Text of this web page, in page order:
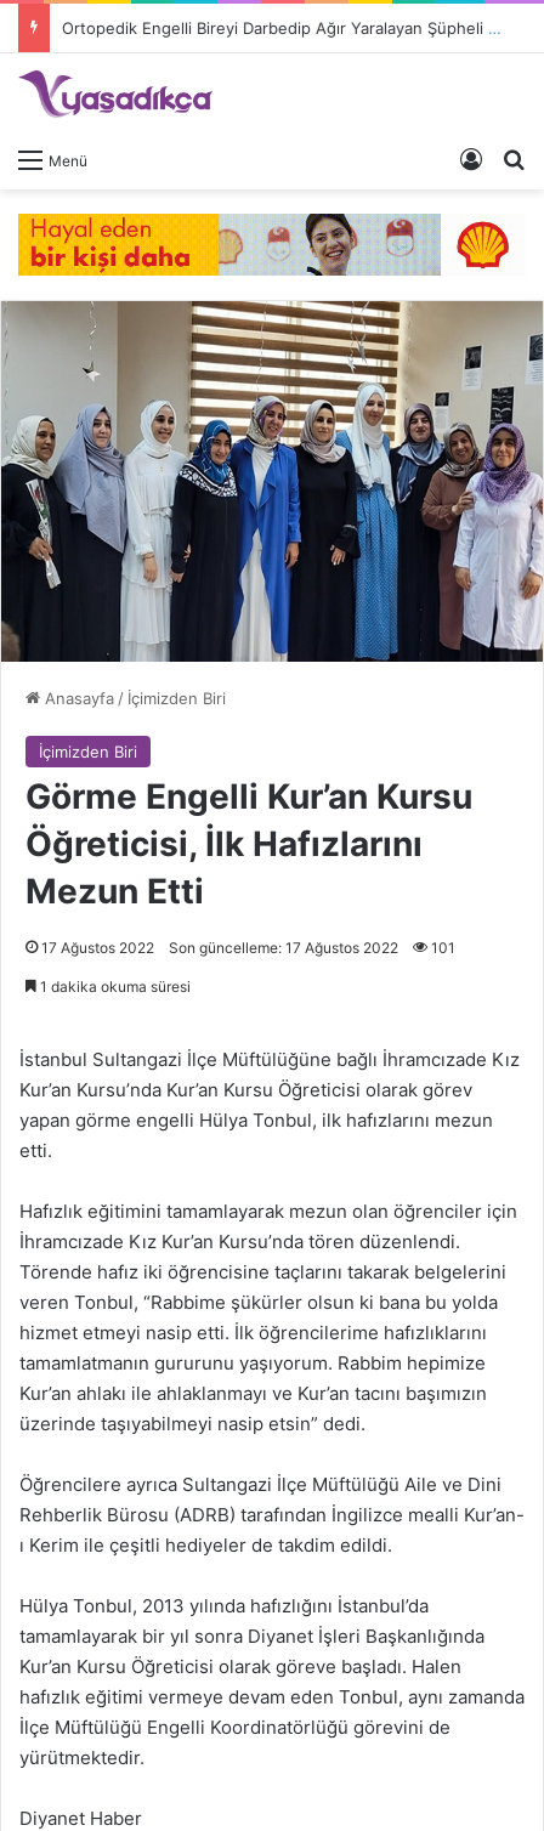
Ortopedik Engelli Bireyi Darbedip Ağır Yaralayan Şüpheli Tutuklandı
Menü Giriş
Anasayfa / İçimizden Biri
İçimizden Biri
Görme Engelli Kur’an Kursu
Öğreticisi, İlk Hafızlarını
Mezun Etti
17 Ağustos 2022 Son güncelleme: 17 Ağustos 2022 101
1 dakika okuma süresi
İstanbul Sultangazi İlçe Müftülüğüne bağlı İhramcızade Kız
Kur’an Kursu’nda Kur’an Kursu Öğreticisi olarak görev
yapan görme engelli Hülya Tonbul, ilk hafızlarını mezun
etti.
Hafızlık eğitimini tamamlayarak mezun olan öğrenciler için
İhramcızade Kız Kur’an Kursu’nda tören düzenlendi.
Törende hafız iki öğrencisine taçlarını takarak belgelerini
veren Tonbul, “Rabbime şükürler olsun ki bana bu yolda
hizmet etmeyi nasip etti. İlk öğrencilerime hafızlıklarını
tamamlatmanın gururunu yaşıyorum. Rabbim hepimize
Kur’an ahlakı ile ahlaklanmayı ve Kur’an tacını başımızın
üzerinde taşıyabilmeyi nasip etsin” dedi.
Öğrencilere ayrıca Sultangazi İlçe Müftülüğü Aile ve Dini
Rehberlik Bürosu (ADRB) tarafından İngilizce mealli Kur’an-
ı Kerim ile çeşitli hediyeler de takdim edildi.
Hülya Tonbul, 2013 yılında hafızlığını İstanbul’da
tamamlayarak bir yıl sonra Diyanet İşleri Başkanlığında
Kur’an Kursu Öğreticisi olarak göreve başladı. Halen
hafızlık eğitimi vermeye devam eden Tonbul, aynı zamanda
İlçe Müftülüğü Engelli Koordinatörlüğü görevini de
yürütmektedir.
Diyanet Haber